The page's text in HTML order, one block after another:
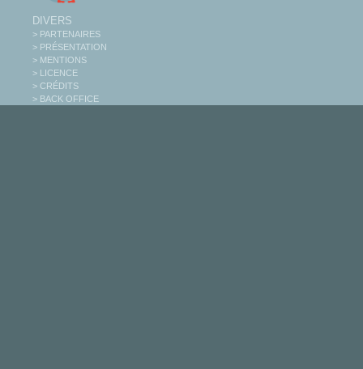
DIVERS
> PARTENAIRES
> PRÉSENTATION
> MENTIONS
> LICENCE
> CRÉDITS
> BACK OFFICE